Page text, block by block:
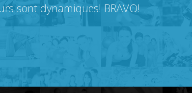
sont dynamiques! BRAVO!